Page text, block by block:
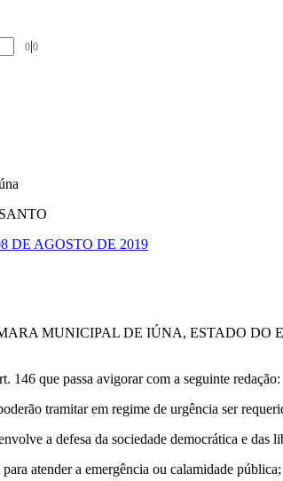
0|0
DE AGOSTO DE 2019
MUNICIPAL DE IÚNA, ESTADO DO
146 que passa avigorar com a seguinte redação:
tramitar em regime de urgência ser
a defesa da sociedade democrática e das
atender a emergência ou calamidade pública;